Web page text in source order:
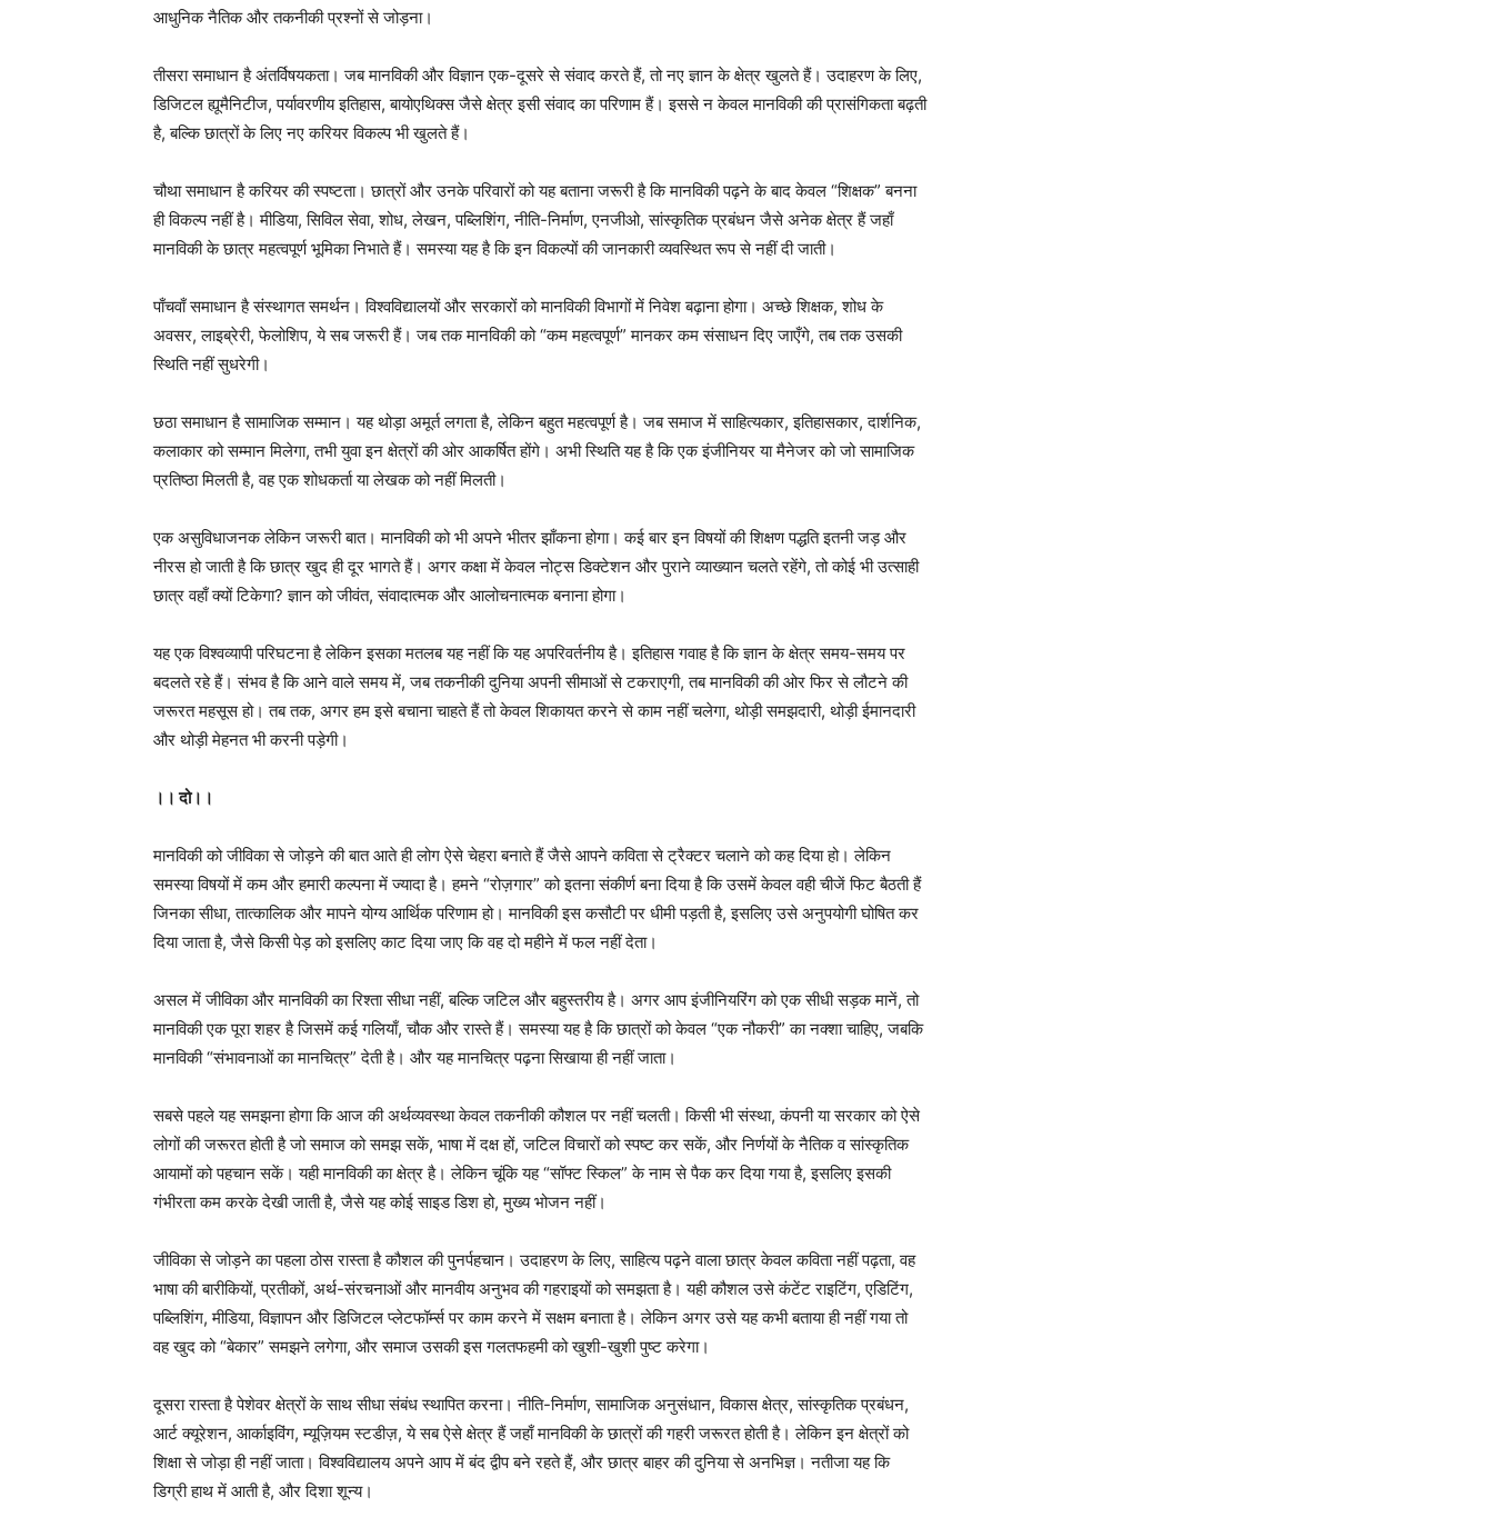
आधुनिक नैतिक और तकनीकी प्रश्नों से जोड़ना।
तीसरा समाधान है अंतर्विषयकता। जब मानविकी और विज्ञान एक-दूसरे से संवाद करते हैं, तो नए ज्ञान के क्षेत्र खुलते हैं। उदाहरण के लिए,
डिजिटल ह्यूमैनिटीज, पर्यावरणीय इतिहास, बायोएथिक्स जैसे क्षेत्र इसी संवाद का परिणाम हैं। इससे न केवल मानविकी की प्रासंगिकता बढ़ती
है, बल्कि छात्रों के लिए नए करियर विकल्प भी खुलते हैं।
चौथा समाधान है करियर की स्पष्टता। छात्रों और उनके परिवारों को यह बताना जरूरी है कि मानविकी पढ़ने के बाद केवल “शिक्षक” बनना
ही विकल्प नहीं है। मीडिया, सिविल सेवा, शोध, लेखन, पब्लिशिंग, नीति-निर्माण, एनजीओ, सांस्कृतिक प्रबंधन जैसे अनेक क्षेत्र हैं जहाँ
मानविकी के छात्र महत्वपूर्ण भूमिका निभाते हैं। समस्या यह है कि इन विकल्पों की जानकारी व्यवस्थित रूप से नहीं दी जाती।
पाँचवाँ समाधान है संस्थागत समर्थन। विश्वविद्यालयों और सरकारों को मानविकी विभागों में निवेश बढ़ाना होगा। अच्छे शिक्षक, शोध के
अवसर, लाइब्रेरी, फेलोशिप, ये सब जरूरी हैं। जब तक मानविकी को “कम महत्वपूर्ण” मानकर कम संसाधन दिए जाएँगे, तब तक उसकी
स्थिति नहीं सुधरेगी।
छठा समाधान है सामाजिक सम्मान। यह थोड़ा अमूर्त लगता है, लेकिन बहुत महत्वपूर्ण है। जब समाज में साहित्यकार, इतिहासकार, दार्शनिक,
कलाकार को सम्मान मिलेगा, तभी युवा इन क्षेत्रों की ओर आकर्षित होंगे। अभी स्थिति यह है कि एक इंजीनियर या मैनेजर को जो सामाजिक
प्रतिष्ठा मिलती है, वह एक शोधकर्ता या लेखक को नहीं मिलती।
एक असुविधाजनक लेकिन जरूरी बात। मानविकी को भी अपने भीतर झाँकना होगा। कई बार इन विषयों की शिक्षण पद्धति इतनी जड़ और
नीरस हो जाती है कि छात्र खुद ही दूर भागते हैं। अगर कक्षा में केवल नोट्स डिक्टेशन और पुराने व्याख्यान चलते रहेंगे, तो कोई भी उत्साही
छात्र वहाँ क्यों टिकेगा? ज्ञान को जीवंत, संवादात्मक और आलोचनात्मक बनाना होगा।
यह एक विश्वव्यापी परिघटना है लेकिन इसका मतलब यह नहीं कि यह अपरिवर्तनीय है। इतिहास गवाह है कि ज्ञान के क्षेत्र समय-समय पर
बदलते रहे हैं। संभव है कि आने वाले समय में, जब तकनीकी दुनिया अपनी सीमाओं से टकराएगी, तब मानविकी की ओर फिर से लौटने की
जरूरत महसूस हो। तब तक, अगर हम इसे बचाना चाहते हैं तो केवल शिकायत करने से काम नहीं चलेगा, थोड़ी समझदारी, थोड़ी ईमानदारी
और थोड़ी मेहनत भी करनी पड़ेगी।
।। दो।।
मानविकी को जीविका से जोड़ने की बात आते ही लोग ऐसे चेहरा बनाते हैं जैसे आपने कविता से ट्रैक्टर चलाने को कह दिया हो। लेकिन
समस्या विषयों में कम और हमारी कल्पना में ज्यादा है। हमने “रोज़गार” को इतना संकीर्ण बना दिया है कि उसमें केवल वही चीजें फिट बैठती हैं
जिनका सीधा, तात्कालिक और मापने योग्य आर्थिक परिणाम हो। मानविकी इस कसौटी पर धीमी पड़ती है, इसलिए उसे अनुपयोगी घोषित कर
दिया जाता है, जैसे किसी पेड़ को इसलिए काट दिया जाए कि वह दो महीने में फल नहीं देता।
असल में जीविका और मानविकी का रिश्ता सीधा नहीं, बल्कि जटिल और बहुस्तरीय है। अगर आप इंजीनियरिंग को एक सीधी सड़क मानें, तो
मानविकी एक पूरा शहर है जिसमें कई गलियाँ, चौक और रास्ते हैं। समस्या यह है कि छात्रों को केवल “एक नौकरी” का नक्शा चाहिए, जबकि
मानविकी “संभावनाओं का मानचित्र” देती है। और यह मानचित्र पढ़ना सिखाया ही नहीं जाता।
सबसे पहले यह समझना होगा कि आज की अर्थव्यवस्था केवल तकनीकी कौशल पर नहीं चलती। किसी भी संस्था, कंपनी या सरकार को ऐसे
लोगों की जरूरत होती है जो समाज को समझ सकें, भाषा में दक्ष हों, जटिल विचारों को स्पष्ट कर सकें, और निर्णयों के नैतिक व सांस्कृतिक
आयामों को पहचान सकें। यही मानविकी का क्षेत्र है। लेकिन चूंकि यह “सॉफ्ट स्किल” के नाम से पैक कर दिया गया है, इसलिए इसकी
गंभीरता कम करके देखी जाती है, जैसे यह कोई साइड डिश हो, मुख्य भोजन नहीं।
जीविका से जोड़ने का पहला ठोस रास्ता है कौशल की पुनर्पहचान। उदाहरण के लिए, साहित्य पढ़ने वाला छात्र केवल कविता नहीं पढ़ता, वह
भाषा की बारीकियों, प्रतीकों, अर्थ-संरचनाओं और मानवीय अनुभव की गहराइयों को समझता है। यही कौशल उसे कंटेंट राइटिंग, एडिटिंग,
पब्लिशिंग, मीडिया, विज्ञापन और डिजिटल प्लेटफॉर्म्स पर काम करने में सक्षम बनाता है। लेकिन अगर उसे यह कभी बताया ही नहीं गया तो
वह खुद को “बेकार” समझने लगेगा, और समाज उसकी इस गलतफहमी को खुशी-खुशी पुष्ट करेगा।
दूसरा रास्ता है पेशेवर क्षेत्रों के साथ सीधा संबंध स्थापित करना। नीति-निर्माण, सामाजिक अनुसंधान, विकास क्षेत्र, सांस्कृतिक प्रबंधन,
आर्ट क्यूरेशन, आर्काइविंग, म्यूज़ियम स्टडीज़, ये सब ऐसे क्षेत्र हैं जहाँ मानविकी के छात्रों की गहरी जरूरत होती है। लेकिन इन क्षेत्रों को
शिक्षा से जोड़ा ही नहीं जाता। विश्वविद्यालय अपने आप में बंद द्वीप बने रहते हैं, और छात्र बाहर की दुनिया से अनभिज्ञ। नतीजा यह कि
डिग्री हाथ में आती है, और दिशा शून्य।